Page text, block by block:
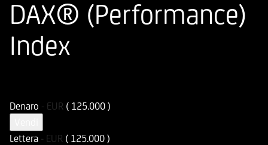
DAX® (Performance)
Index
Denaro - EUR ( 125.000 )
Lettera - EUR ( 125.000 )